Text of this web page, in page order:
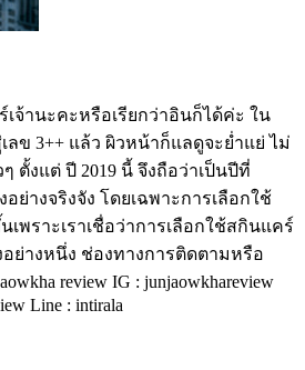
เจ้านะคะหรือเรียกว่าอินก็ได้ค่ะ ใน
ลข 3++ แล้ว ผิวหน้าก็แลดูจะย่ำแย่ ไม่
ตั้งแต่ ปี 2019 นี้ จึงถือว่าเป็นปีที่
ย่างจริงจัง โดยเฉพาะการเลือกใช้
พราะเราเชื่อว่าการเลือกใช้สกินแคร์
อย่างหนึ่ง ช่องทางการติดตามหรือ
review IG : junjaowkhareview
Line : intirala